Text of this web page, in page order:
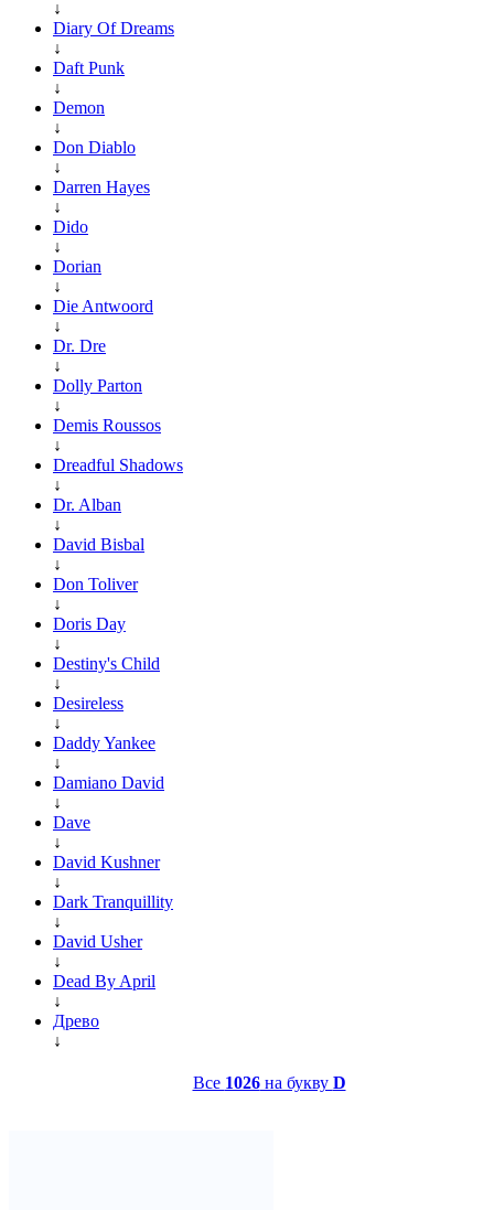
↓
Diary Of Dreams
↓
Daft Punk
↓
Demon
↓
Don Diablo
↓
Darren Hayes
↓
Dido
↓
Dorian
↓
Die Antwoord
↓
Dr. Dre
↓
Dolly Parton
↓
Demis Roussos
↓
Dreadful Shadows
↓
Dr. Alban
↓
David Bisbal
↓
Don Toliver
↓
Doris Day
↓
Destiny's Child
↓
Desireless
↓
Daddy Yankee
↓
Damiano David
↓
Dave
↓
David Kushner
↓
Dark Tranquillity
↓
David Usher
↓
Dead By April
↓
Древо
↓
Все 1026на букву D